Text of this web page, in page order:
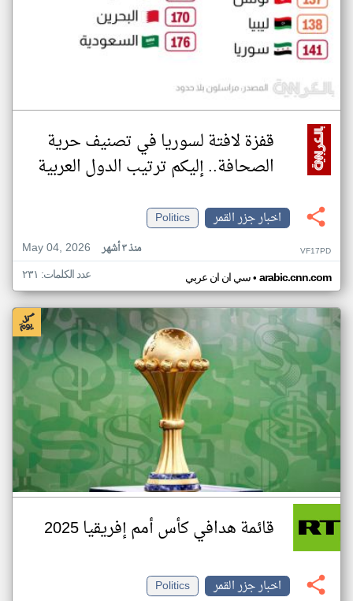
قفزة لافتة لسوريا في تصنيف حرية
الصحافة.. إليكم ترتيب الدول العربية
اخبار جزر القمر
Politics
May 04, 2026
منذ ٣ أشهر VF17PD
سي ان ان عربي• arabic.cnn.com عدد الكلمات: ٢٣١
قائمة هدافي كأس أمم إفريقيا 2025
اخبار جزر القمر
Politics